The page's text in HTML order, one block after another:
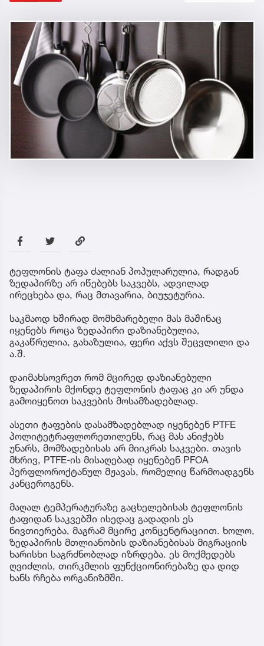
ტეფლონის ტაფა ძალიან პოპულარულია, რადგან
ზედაპირზე არ იწებებს საკვებს, ადვილად
ირეცხება და, რაც მთავარია, ბიუჯეტურია.
საკმაოდ ხშირად მომხმარებელი მას მაშინაც
იყენებს როცა ზედაპირი დაზიანებულია,
გაკაწრულია, გახაზულია, ფერი აქვს შეცვლილი და
ა.შ.
დაიმახსოვრეთ რომ მცირედ დაზიანებული
ზედაპირის მქონდე ტეფლონის ტაფაც კი არ უნდა
გამოიყენოთ საკვების მოსამზადებლად.
ასეთი ტაფების დასამზადებლად იყენებენ PTFE
პოლიტეტრაფლორეთილენს, რაც მას ანიჭებს
უნარს, მომზადებისას არ მიიკრას საკვები. თავის
მხრივ, PTFE-ის მისაღებად იყენებენ PFOA
პერფლოროქტანულ მჟავას, რომელიც წარმოადგენს
კანცეროგენს.
მაღალ ტემპერატურაზე გაცხელებისას ტეფლონის
ტაფიდან საკვებში ისედაც გადადის ეს
ნივთიერება, მაგრამ მცირე კონცენტრაციით. ხოლო,
ზედაპირის მთლიანობის დაზიანებისას მიგრაციის
ხარისხი საგრძნობლად იზრდება. ეს მოქმედებს
ღვიძლის, თირკმლის ფუნქციონირებაზე და დიდ
ხანს რჩება ორგანიზმში.